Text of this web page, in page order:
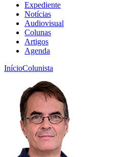
Expediente
Notícias
Audiovisual
Colunas
Artigos
Agenda
InícioColunista